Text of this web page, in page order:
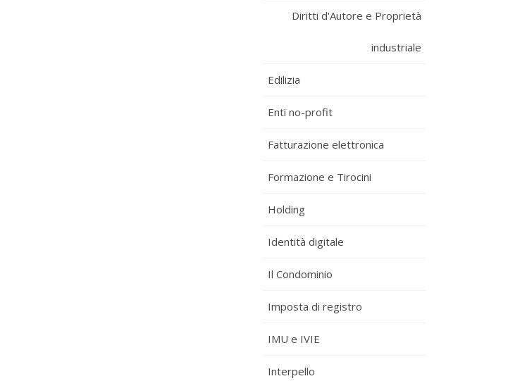
Diritti d'Autore e Proprietà
industriale
Edilizia
Enti no-profit
Fatturazione elettronica
Formazione e Tirocini
Holding
Identità digitale
Il Condominio
Imposta di registro
IMU e IVIE
Interpello